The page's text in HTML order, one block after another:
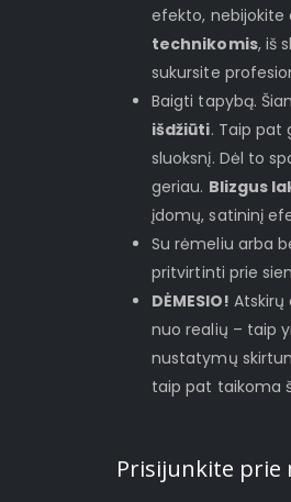
efekto, nebijokite
technikomis, iš
sukursite
Baigti tapybą.
išdžiūti. Taip pat
sluoksnį. Dėl to
geriau. Blizgus
įdomų, satininį
Su rėmeliu arba
pritvirtinti prie
DĖMESIO! Atskirų
nuo realių – taip
nustatymų
taip pat taikoma
Prisijunkite